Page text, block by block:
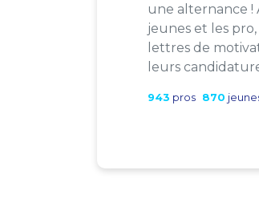
une alternance !
jeunes et les
lettres de
leurs
943 pros 870